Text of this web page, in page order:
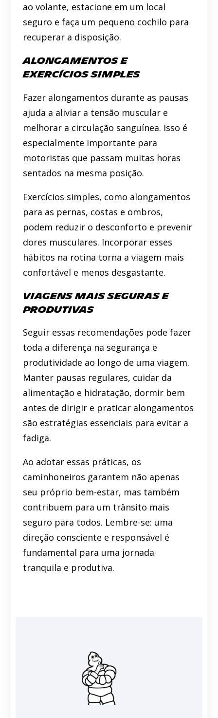
ao volante, estacione em um local
seguro e faça um pequeno cochilo para
recuperar a disposição.
Alongamentos e
Exercícios Simples
Fazer alongamentos durante as pausas
ajuda a aliviar a tensão muscular e
melhorar a circulação sanguínea. Isso é
especialmente importante para
motoristas que passam muitas horas
sentados na mesma posição.
Exercícios simples, como alongamentos
para as pernas, costas e ombros,
podem reduzir o desconforto e prevenir
dores musculares. Incorporar esses
hábitos na rotina torna a viagem mais
confortável e menos desgastante.
Viagens Mais Seguras e
Produtivas
Seguir essas recomendações pode fazer
toda a diferença na segurança e
produtividade ao longo de uma viagem.
Manter pausas regulares, cuidar da
alimentação e hidratação, dormir bem
antes de dirigir e praticar alongamentos
são estratégias essenciais para evitar a
fadiga.
Ao adotar essas práticas, os
caminhoneiros garantem não apenas
seu próprio bem-estar, mas também
contribuem para um trânsito mais
seguro para todos. Lembre-se: uma
direção consciente e responsável é
fundamental para uma jornada
tranquila e produtiva.